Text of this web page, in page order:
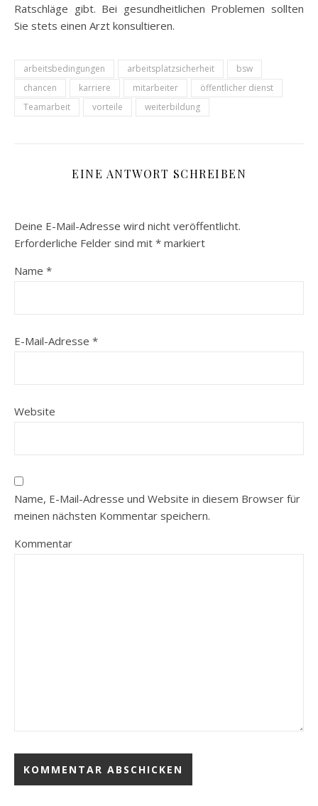
Ratschläge gibt. Bei gesundheitlichen Problemen sollten
Sie stets einen Arzt konsultieren.
arbeitsbedingungen arbeitsplatzsicherheit
bsw
chancen
karriere mitarbeiter
öffentlicher dienst
Teamarbeit
vorteile weiterbildung
EINE ANTWORT SCHREIBEN
Deine E-Mail-Adresse wird nicht veröffentlicht.
Erforderliche Felder sind mit * markiert
Name *
E-Mail-Adresse *
Website
Name, E-Mail-Adresse und Website in diesem Browser für
meinen nächsten Kommentar speichern.
Kommentar